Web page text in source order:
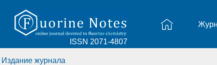
ISSN 2071-4807
Издание журнала